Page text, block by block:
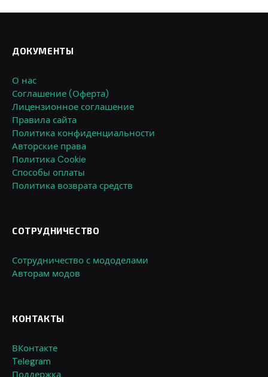
ДОКУМЕНТЫ
О нас
Соглашение (Оферта)
Лицензионное соглашение
Правила сайта
Политика конфиденциальности
Авторские права
Политика Cookie
Способы оплаты
Политика возврата средств
СОТРУДНИЧЕСТВО
Сотрудничество с мододелами
Авторам модов
КОНТАКТЫ
ВКонтакте
Telegram
Поддержка